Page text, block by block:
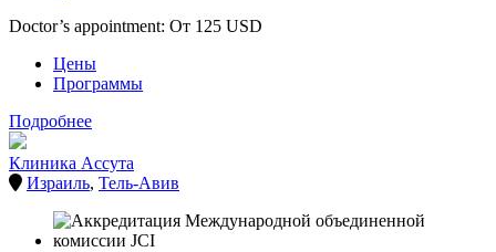
Doctor’s appointment: От 125 USD
Цены
Программы
Подробнее
Клиника Ассута
Израиль, Тель-Авив